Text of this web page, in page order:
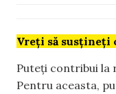
Vreți să susțineți
Puteți contribui la
Pentru aceasta,